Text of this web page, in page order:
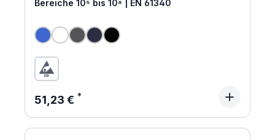
Bereiche 10⁵ bis 10⁸ | EN 61340
Regulärer Preis:
51,23 €